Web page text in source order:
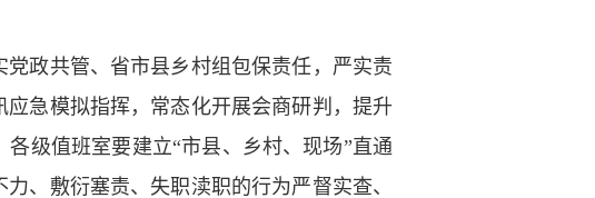
政共管、省市县乡村组包保责任，严实责
急模拟指挥，常态化开展会商研判，提升
级值班室要建立“市县、乡村、现场”直通
、敷衍塞责、失职渎职的行为严督实查、